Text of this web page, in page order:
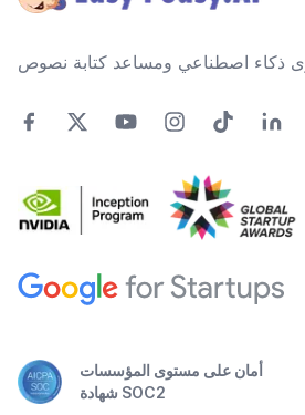
ذكاء اصطناعي ومساعد كتابة نصوص
أمان على مستوى المؤسسات
شهادة SOC2